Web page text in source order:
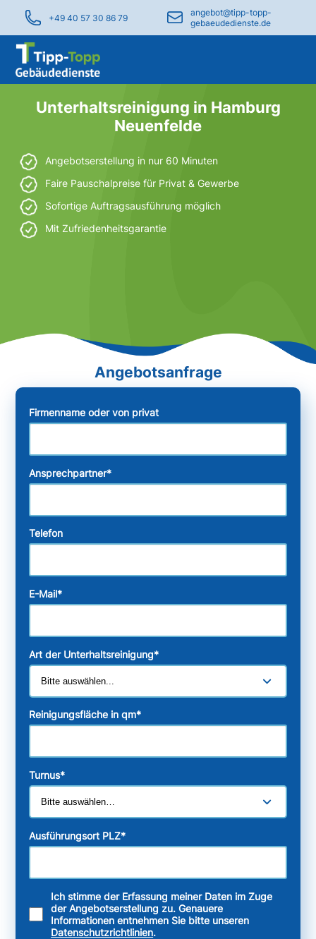
+49 40 57 30 86 79
angebot@tipp-topp-
gebaeudedienste.de
Unterhaltsreinigung in Hamburg
Neuenfelde
Angebotserstellung in nur 60 Minuten
Faire Pauschalpreise für Privat & Gewerbe
Sofortige Auftragsausführung möglich
Mit Zufriedenheitsgarantie
Firmenname oder von privat
Ansprechpartner*
Telefon
E-Mail*
Art der Unterhaltsreinigung*
Reinigungsfläche in qm*
Turnus*
Ausführungsort PLZ*
Ich stimme der Erfassung meiner Daten im Zuge
der Angebotserstellung zu. Genauere
Informationen entnehmen Sie bitte unseren
Datenschutzrichtlinien.